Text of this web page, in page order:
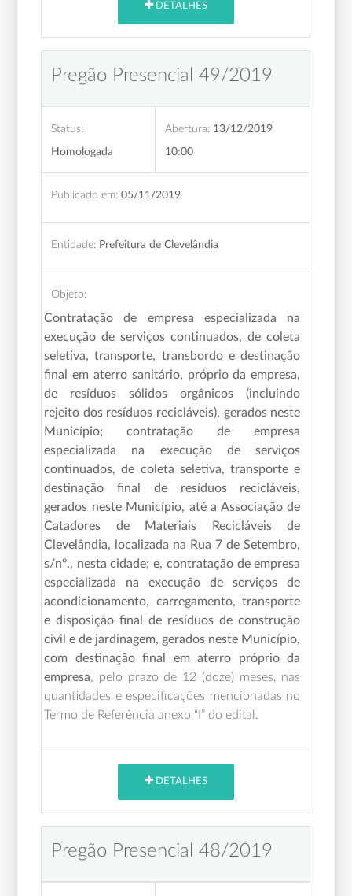
DETALHES
Pregão Presencial 49/2019
Status:
Homologada
Abertura: 13/12/2019
10:00
Publicado em: 05/11/2019
Entidade: Prefeitura de Clevelândia
Objeto:
Contratação de empresa especializada na
execução de serviços continuados, de coleta
seletiva, transporte, transbordo e destinação
final em aterro sanitário, próprio da empresa,
de resíduos sólidos orgânicos (incluindo
rejeito dos resíduos recicláveis), gerados neste
Município; contratação de empresa
especializada na execução de serviços
continuados, de coleta seletiva, transporte e
destinação final de resíduos recicláveis,
gerados neste Município, até a Associação de
Catadores de Materiais Recicláveis de
Clevelândia, localizada na Rua 7 de Setembro,
s/nº., nesta cidade; e, contratação de empresa
especializada na execução de serviços de
acondicionamento, carregamento, transporte
e disposição final de resíduos de construção
civil e de jardinagem, gerados neste Município,
com destinação final em aterro próprio da
empresa, pelo prazo de 12 (doze) meses, nas
quantidades e especificações mencionadas no
Termo de Referência anexo “I” do edital.
DETALHES
Pregão Presencial 48/2019